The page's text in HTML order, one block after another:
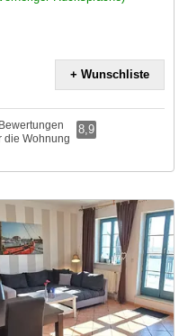
+ Wunschliste
die Wohnung
8,9